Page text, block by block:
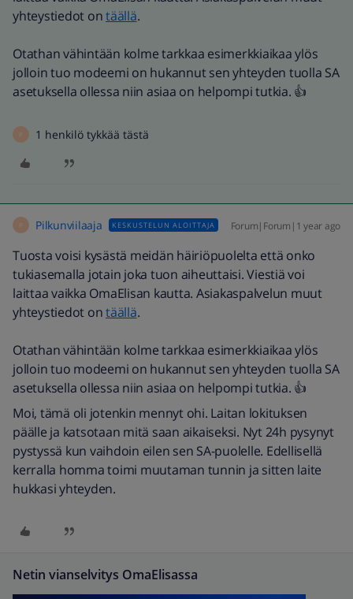
yhteystiedot ontäällä.
Otathan vähintään kolme tarkkaa esimerkkiaikaa ylös
jolloin tuo modeemi on hukannut sen yhteyden tuolla SA
asetuksella ollessa niin asiaa on helpompi tutkia. 👍
P 1 henkilö tykkää tästä
P Pilkunviilaaja KESKUSTELUN ALOITTAJA Forum|Forum|1 year ago
Tuosta voisi kysästä meidän häiriöpuolelta että onko
tukiasemalla jotain joka tuon aiheuttaisi. Viestiä voi
laittaa vaikka OmaElisan kautta. Asiakaspalvelun muut
yhteystiedot ontäällä.
Otathan vähintään kolme tarkkaa esimerkkiaikaa ylös
jolloin tuo modeemi on hukannut sen yhteyden tuolla SA
asetuksella ollessa niin asiaa on helpompi tutkia. 👍
Moi, tämä oli jotenkin mennyt ohi. Laitan lokituksen
päälle ja katsotaan mitä saan aikaiseksi. Nyt 24h pysynyt
pystyssä kun vaihdoin eilen sen SA-puolelle. Edellisellä
kerralla homma toimi muutaman tunnin ja sitten laite
hukkasi yhteyden.
Netin vianselvitys OmaElisassa